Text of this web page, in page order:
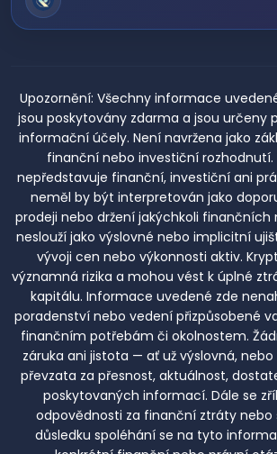
Upozornění: Všechny informace
jsou poskytovány zdarma a jsou určeny
informační účely. Není navržena jako
finanční nebo investiční rozhodnutí.
nepředstavuje finanční, investiční ani
neměl by být interpretován jako
prodeji nebo držení jakýchkoli finančních
neslouží jako výslovné nebo implicitní
vývoji cen nebo výkonnosti aktiv.
významná rizika a mohou vést k úplné
kapitálu. Informace uvedené zde
poradenství nebo vedení přizpůsobené
finančním potřebám či okolnostem.
záruka ani jistota — ať už výslovná,
převzata za přesnost, aktuálnost,
poskytovaných informací. Dále se
odpovědnosti za finanční ztráty nebo
důsledku spoléhání se na tyto